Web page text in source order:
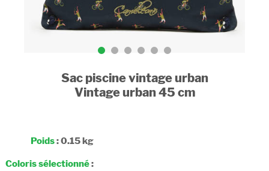
Sac piscine vintage urban
Vintage urban 45 cm
Poids: 0.15 kg
Coloris sélectionné: